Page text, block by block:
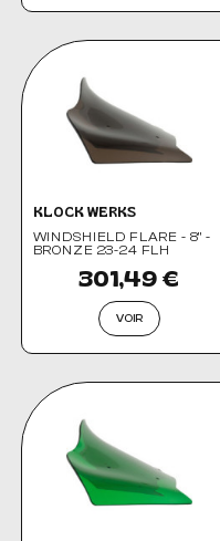
KLOCK WERKS
WINDSHIELD FLARE - 8" -
BRONZE 23-24 FLH
301,49 €
VOIR